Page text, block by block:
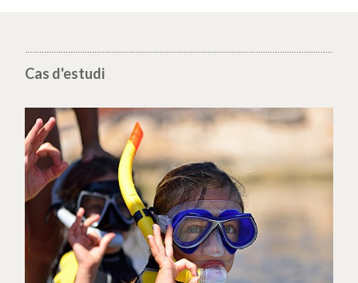
Cas d'estudi